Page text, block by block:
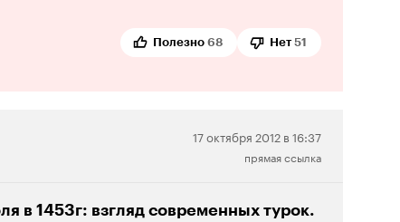
скромного остатка Османской империи не
(по нынешним временам) возгласы 'Аллах
в руки 'калаши'- вот вам и 'Аль Каида', и
было бы неразумно и... небезопасно. В
о резких выступлениях христианских
Полезно 68 Нет 51
Нейтральная
рецензия
17 октября 2012 в 16:37
прямая ссылка
в 1453г: взгляд современных турок.